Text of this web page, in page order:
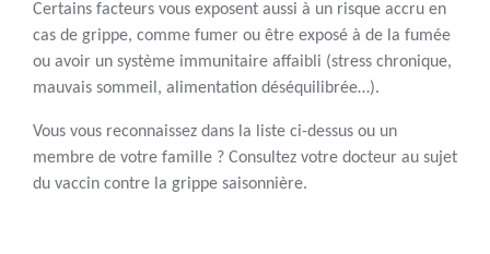
Certains facteurs vous exposent aussi à un risque accru en
cas de grippe, comme fumer ou être exposé à de la fumée
ou avoir un système immunitaire affaibli (stress chronique,
mauvais sommeil, alimentation déséquilibrée…).
Vous vous reconnaissez dans la liste ci-dessus ou un
membre de votre famille ? Consultez votre docteur au sujet
du vaccin contre la grippe saisonnière.